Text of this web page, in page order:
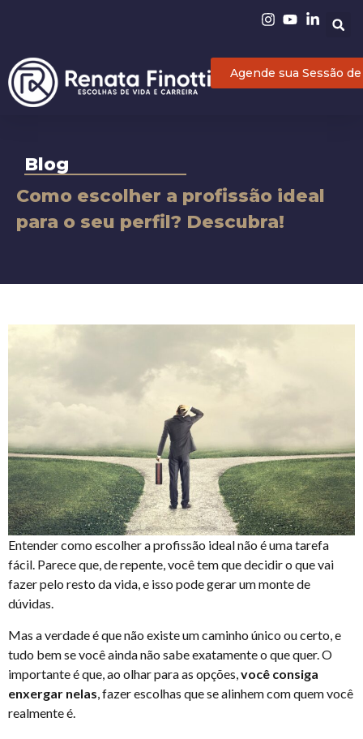
Agende sua Sessão
Blog
Como escolher a profissão ideal
para o seu perfil? Descubra!
Entender como escolher a profissão ideal não é uma tarefa
fácil. Parece que, de repente, você tem que decidir o que vai
fazer pelo resto da vida, e isso pode gerar um monte de
dúvidas.
Mas a verdade é que não existe um caminho único ou certo, e
tudo bem se você ainda não sabe exatamente o que quer. O
importante é que, ao olhar para as opções, você consiga
enxergar nelas , fazer escolhas que se alinhem com quem você
realmente é.